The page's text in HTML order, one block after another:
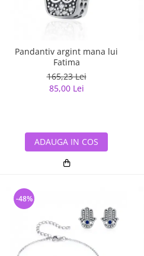
Pandantiv argint mana lui
Fatima
165,23 Lei
85,00 Lei
ADAUGA IN COS
-48%